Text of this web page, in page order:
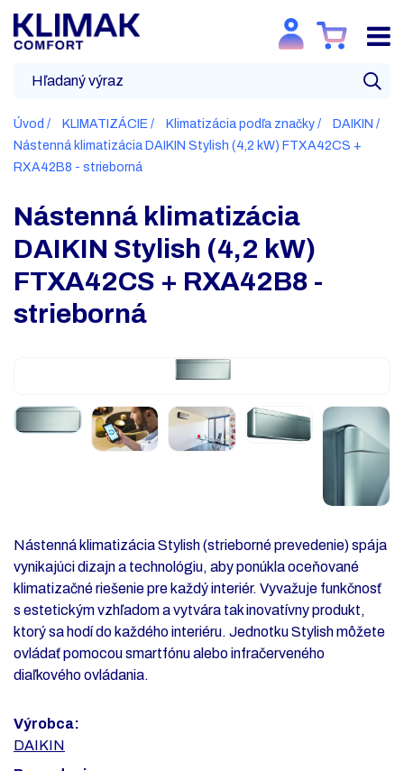
Úvod KLIMATIZÁCIE Klimatizácia podľa značky
DAIKIN
Nástenná klimatizácia DAIKIN Stylish (4,2 kW) FTXA42CS +
RXA42B8 - strieborná
Nástenná klimatizácia
DAIKIN Stylish (4,2 kW)
FTXA42CS + RXA42B8 -
strieborná
Nástenná klimatizácia Stylish (strieborné prevedenie) spája
vynikajúci dizajn a technológiu, aby ponúkla oceňované
klimatizačné riešenie pre každý interiér. Vyvažuje funkčnosť
s estetickým vzhľadom a vytvára tak inovatívny produkt,
ktorý sa hodí do každého interiéru. Jednotku Stylish môžete
ovládať pomocou smartfónu alebo infračerveného
diaľkového ovládania.
Výrobca:
DAIKIN